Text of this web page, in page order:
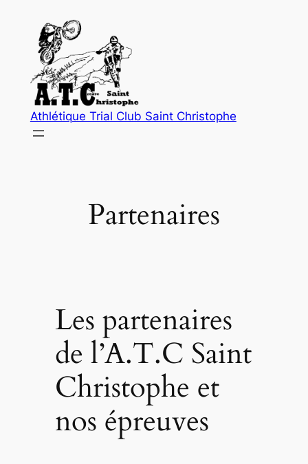
contenu
Athlétique Trial Club Saint Christophe
Partenaires
Les partenaires
de l’A.T.C Saint
Christophe et
nos épreuves